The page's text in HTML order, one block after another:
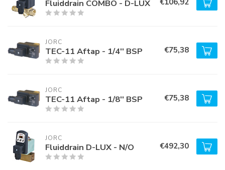
Fluiddrain COMBO - D-LUX €106,92
JORC
TEC-11 Aftap - 1/4'' BSP €75,38
JORC
TEC-11 Aftap - 1/8'' BSP €75,38
JORC
Fluiddrain D-LUX - N/O €492,30